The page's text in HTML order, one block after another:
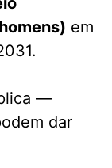
em
—
dar